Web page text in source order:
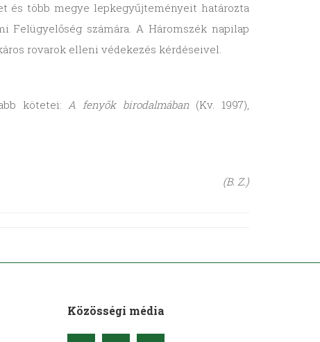
és több megye lepkegyűjteményeit határozta
számára. A Háromszék napilap
rovarok elleni védekezés kérdéseivel.
kötetei:A fenyők birodalmában(Kv. 1997),
(B. Z.)
Közösségi média